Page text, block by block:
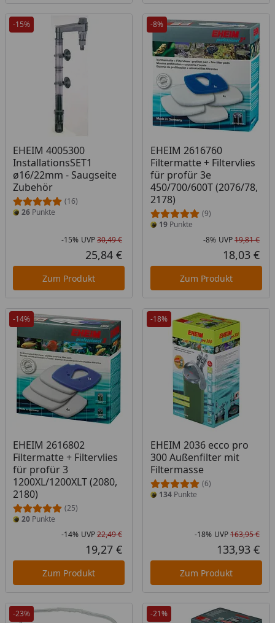
-15%
EHEIM 4005300
InstallationsSET1
ø16/22mm - Saugseite
Zubehör
(16)
26 Punkte
Rabatt in Prozent
-15%
Ursprünglicher Preis
UVP30,49 €
Aktueller Preis
25,84 €
Zum Produkt
-8%
EHEIM 2616760
Filtermatte + Filtervlies
für profür 3e
450/700/600T (2076/78,
2178)
(9)
19Punkte
-8% UVP19,81 €
18,03 €
Zum Produkt
-14%
EHEIM 2616802
Filtermatte + Filtervlies
für profür 3
1200XL/1200XLT (2080,
2180)
(25)
20 Punkte
Rabatt in Prozent
-14%
Ursprünglicher Preis
UVP22,49 €
Aktueller Preis
19,27 €
Zum Produkt
-18%
EHEIM 2036 ecco pro
300 Außenfilter mit
Filtermasse
(6)
134Punkte
-18% UVP163,95 €
133,93 €
Zum Produkt
-23% -21%